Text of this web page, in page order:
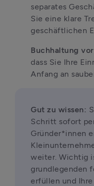
separates
Sie eine klare
geschäftlichen
Buchhaltung
dass Sie Ihre
Anfang an
Gut zu wissen:
Schritt sofort
Gründer*innen
weiter. Wichtig
grundlegenden
erfüllen und